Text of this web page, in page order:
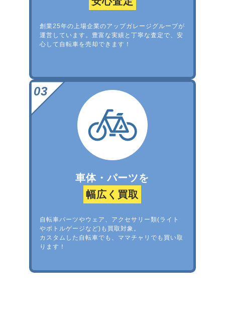
創業25年の上場企業のアップガレージグループが
運営しています。豊富な実績と丁寧な査定で、安
心して自転車を売却できます！
車体・パーツを
幅広く買取
自転車パーツやウェア、アクセサリー類(ライト
やボトルゲージなど)も買取対象。
カスタムした自転車でも、ママチャリでも買い取
ります！